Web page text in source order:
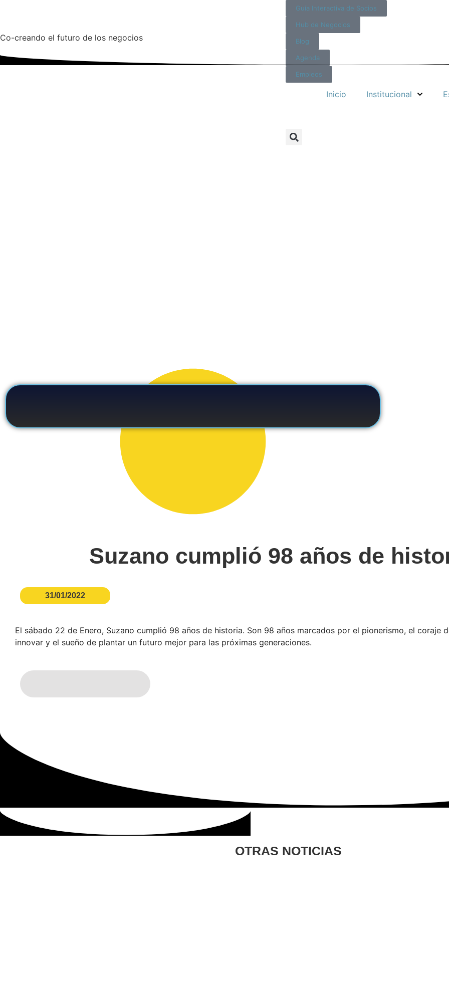
Co-creando el futuro de los negocios
Guía Interactiva de Socios
Hub de Negocios
Blog
Agenda
Empleos
Inicio Institucional
Suzano cumplió 98 años de
31/01/2022
El sábado 22 de Enero, Suzano cumplió 98 años de historia. Son 98 años marcados por el pionerismo, el coraje
innovar y el sueño de plantar un futuro mejor para las próximas generaciones.
OTRAS NOTICIAS